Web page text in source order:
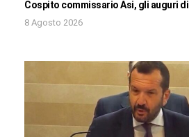
Cospito commissario Asi, gli auguri
8 Agosto 2026